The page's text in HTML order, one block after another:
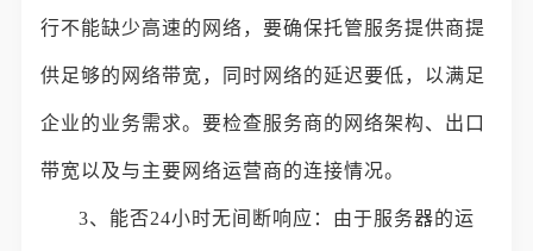
行不能缺少高速的网络，要确保托管服务提供商提
供足够的网络带宽，同时网络的延迟要低，以满足
企业的业务需求。要检查服务商的网络架构、出口
带宽以及与主要网络运营商的连接情况。
3、能否24小时无间断响应：由于服务器的运